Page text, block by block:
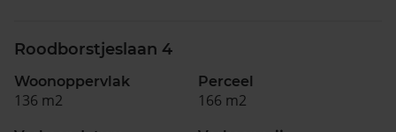
Roodborstjeslaan 4
Woonoppervlak
136 m2
Perceel
166 m2